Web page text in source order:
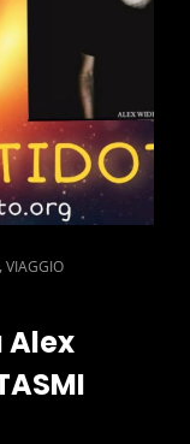
,VIAGGIO
Alex